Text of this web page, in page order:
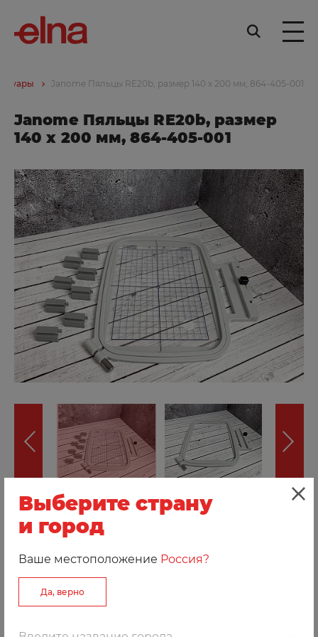
Janome Пяльцы RE20b, размер 140 x 200 мм, 864-405-001
Janome Пяльцы RE20b, размер
140 x 200 мм, 864-405-001
вышивания на одежде или предметах домашнего
Выберите страну
и город
Ваше местоположение Россия?
Да, верно